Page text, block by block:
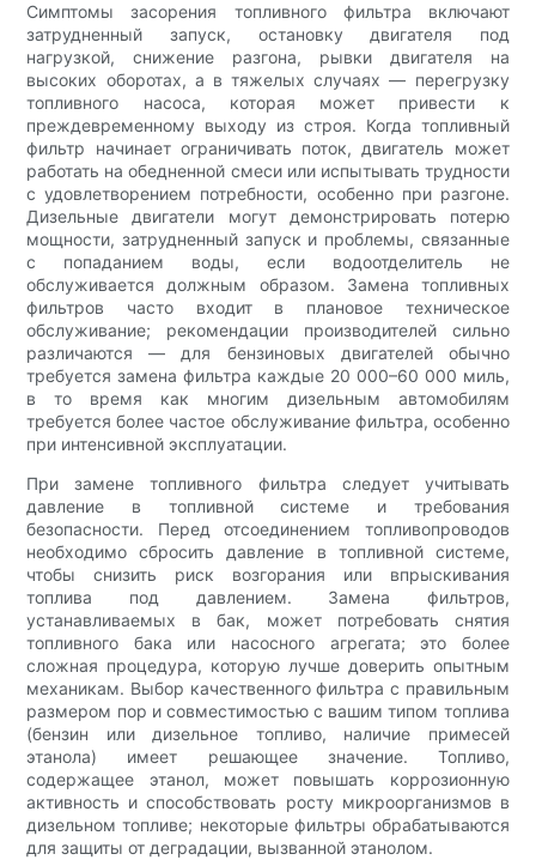
Симптомы засорения топливного фильтра включают
затрудненный запуск, остановку двигателя под
нагрузкой, снижение разгона, рывки двигателя на
высоких оборотах, а в тяжелых случаях — перегрузку
топливного насоса, которая может привести к
преждевременному выходу из строя. Когда топливный
фильтр начинает ограничивать поток, двигатель может
работать на обедненной смеси или испытывать трудности
с удовлетворением потребности, особенно при разгоне.
Дизельные двигатели могут демонстрировать потерю
мощности, затрудненный запуск и проблемы, связанные
с попаданием воды, если водоотделитель не
обслуживается должным образом. Замена топливных
фильтров часто входит в плановое техническое
обслуживание; рекомендации производителей сильно
различаются — для бензиновых двигателей обычно
требуется замена фильтра каждые 20 000–60 000 миль,
в то время как многим дизельным автомобилям
требуется более частое обслуживание фильтра, особенно
при интенсивной эксплуатации.
При замене топливного фильтра следует учитывать
давление в топливной системе и требования
безопасности. Перед отсоединением топливопроводов
необходимо сбросить давление в топливной системе,
чтобы снизить риск возгорания или впрыскивания
топлива под давлением. Замена фильтров,
устанавливаемых в бак, может потребовать снятия
топливного бака или насосного агрегата; это более
сложная процедура, которую лучше доверить опытным
механикам. Выбор качественного фильтра с правильным
размером пор и совместимостью с вашим типом топлива
(бензин или дизельное топливо, наличие примесей
этанола) имеет решающее значение. Топливо,
содержащее этанол, может повышать коррозионную
активность и способствовать росту микроорганизмов в
дизельном топливе; некоторые фильтры обрабатываются
для защиты от деградации, вызванной этанолом.